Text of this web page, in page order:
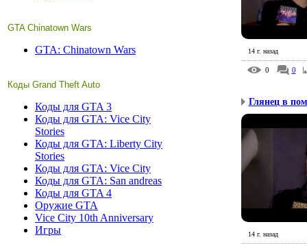
GTA Chinatown Wars
GTA: Chinatown Wars
Коды Grand Theft Auto
Коды для GTA 3
Коды для GTA: Vice City
Stories
Коды для GTA: Liberty City
Stories
Коды для GTA: Vice City
Коды для GTA: San andreas
Коды для GTA 4
Оружие GTA
Vice City 10th Anniversary
Игры
14 г. назад
0 0
Глянец в
14 г. назад